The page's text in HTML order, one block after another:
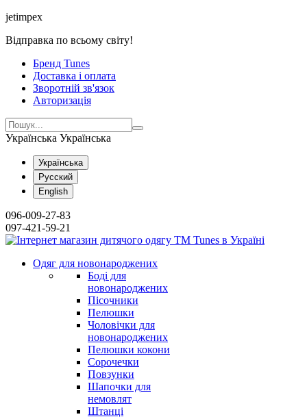
jetimpex
Відправка по всьому світу!
Бренд Tunes
Доставка і оплата
Зворотній зв'язок
Авторизація
Українська Українська
Українська
Русский
English
096-009-27-83
097-421-59-21
Одяг для новонароджених
Боді для
новонароджених
Пісочники
Пелюшки
Чоловічки для
новонароджених
Пелюшки кокони
Сорочечки
Повзунки
Шапочки для
немовлят
Штанці